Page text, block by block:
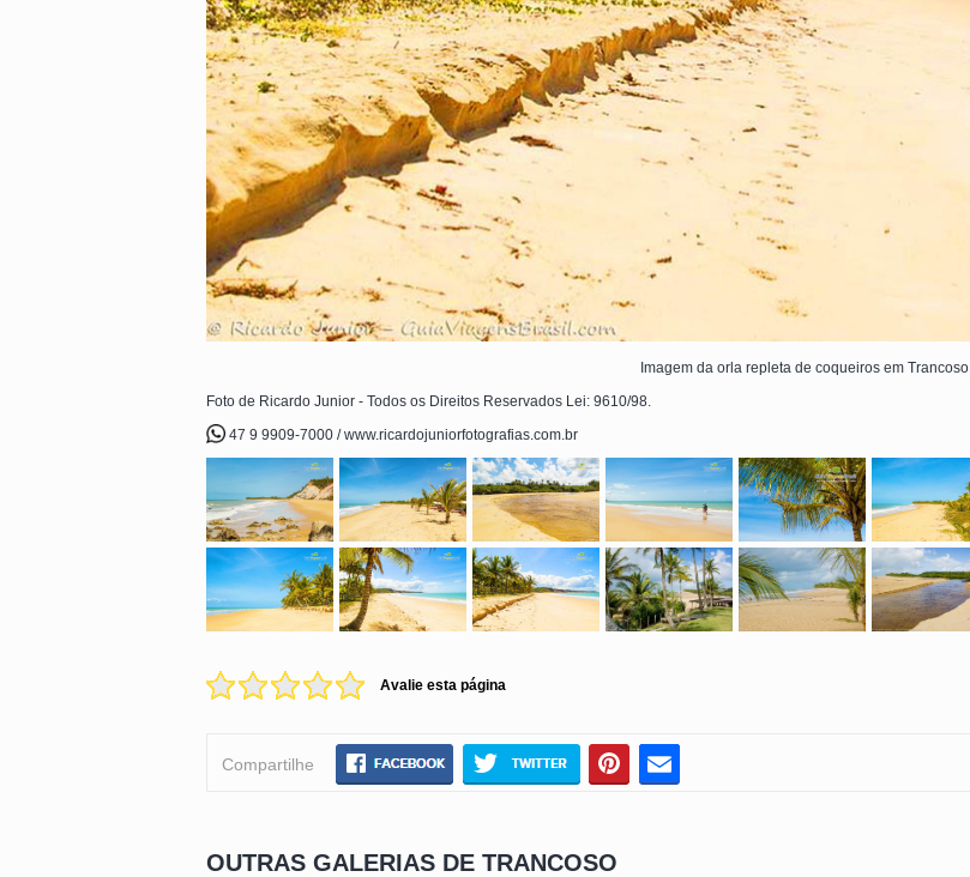
Imagem da orla repleta de coqueiros em Trancoso.
Foto de Ricardo Junior - Todos os Direitos Reservados Lei: 9610/98.
47 9 9909-7000 / www.ricardojuniorfotografias.com.br
Avalie esta página
Compartilhe
OUTRAS GALERIAS DE TRANCOSO